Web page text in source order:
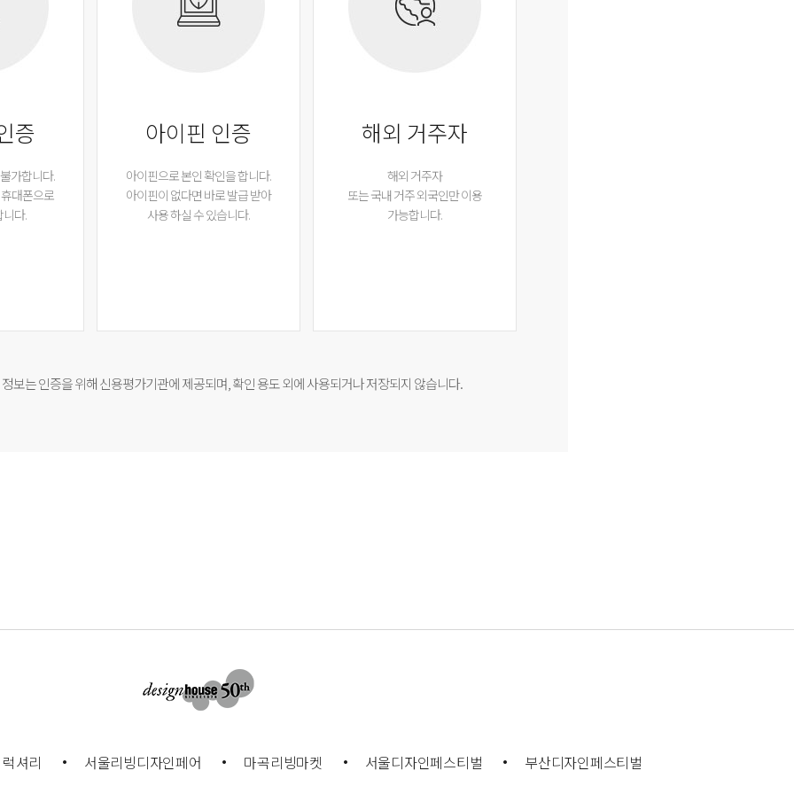
증
가합니다.
대폰으로
다.
아이핀 인증
아이핀으로 본인 확인을 합니다.
아이핀이 없다면 바로 발급 받아
사용 하실 수 있습니다.
해외 거주자
해외 거주자
또는 국내 거주 외국인만 이용
가능합니다.
보는 인증을 위해 신용평가기관에 제공되며, 확인 용도 외에 사용되거나 저장되지 않습니다.
럭셔리 서울리빙디자인페어 마곡리빙마켓 서울디자인페스티벌 부산디자인페스티벌